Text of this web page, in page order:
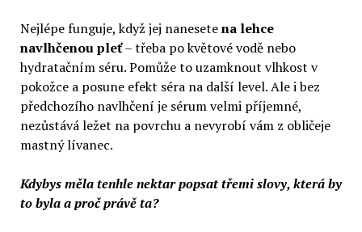
Nejlépe funguje, když jej nanesetena lehce
navlhčenou pleť– třeba po květové vodě nebo
hydratačním séru. Pomůže to uzamknout vlhkost v
pokožce a posune efekt séra na další level. Ale i bez
předchozího navlhčení je sérum velmi příjemné,
nezůstává ležet na povrchu a nevyrobí vám z obličeje
mastný lívanec.
Kdybys měla tenhle nektar popsat třemi slovy, která by
to byla a proč právě ta?